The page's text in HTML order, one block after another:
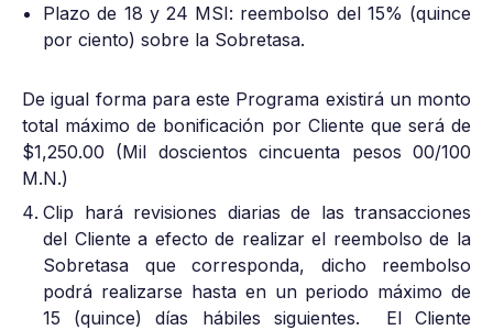
Plazo de 18 y 24 MSI: reembolso del 15% (quince
por ciento) sobre la Sobretasa.
De igual forma para este Programa existirá un monto
total máximo de bonificación por Cliente que será de
$1,250.00 (Mil doscientos cincuenta pesos 00/100
M.N.)
Clip hará revisiones diarias de las transacciones
del Cliente a efecto de realizar el reembolso de la
Sobretasa que corresponda, dicho reembolso
podrá realizarse hasta en un periodo máximo de
15 (quince) días hábiles siguientes. El Cliente